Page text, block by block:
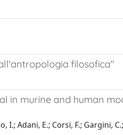
filosofica"
in murine and human
Adani, E.; Corsi, F.; Gargini,